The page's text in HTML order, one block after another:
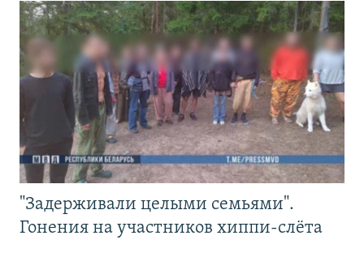
"Задерживали целыми семьями".
Гонения на участников хиппи-слёта